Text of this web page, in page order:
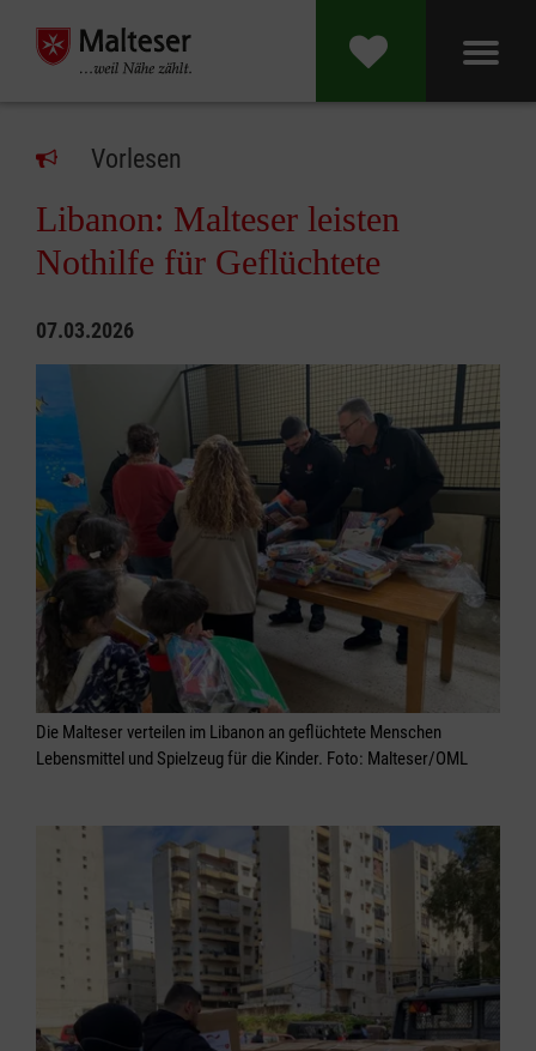
Vorlesen
Libanon: Malteser leisten
Nothilfe für Geflüchtete
07.03.2026
Die Malteser verteilen im Libanon an geflüchtete Menschen
Lebensmittel und Spielzeug für die Kinder. Foto: Malteser/OML